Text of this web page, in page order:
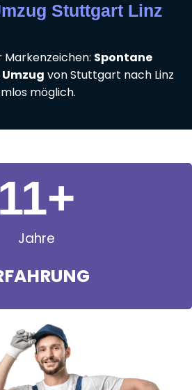
Stuttgart Linz
Markenzeichen: Spontane
von Stuttgart nach Linz
möglich.
Jahre
11+